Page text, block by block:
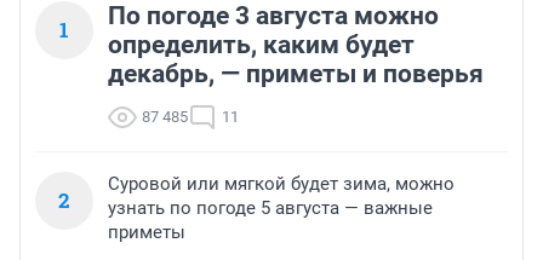
1
По погоде 3 августа можно
определить, каким будет
декабрь, — приметы и поверья
87 485 11
2
Суровой или мягкой будет зима, можно
узнать по погоде 5 августа — важные
приметы